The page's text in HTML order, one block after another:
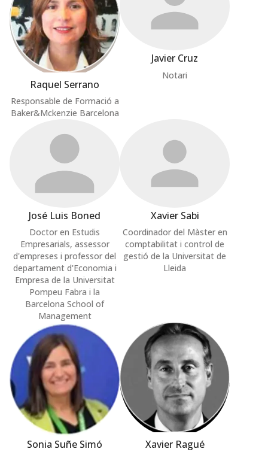
Raquel Serrano
Responsable de Formació a
Baker&Mckenzie Barcelona
Javier Cruz
Notari
José Luis Boned
Doctor en Estudis
Empresarials, assessor
d'empreses i professor del
departament d'Economia i
Empresa de la Universitat
Pompeu Fabra i la
Barcelona School of
Management
Xavier Sabi
Coordinador del Màster en
comptabilitat i control de
gestió de la Universitat de
Lleida
Sonia Suñe Simó Xavier Ragué